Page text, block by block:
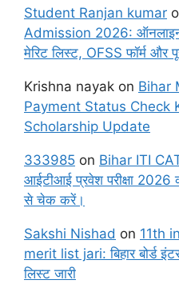
Student Ranjan kumar
Admission 2026: ऑनलाइन
मेरिट लिस्ट, OFSS फॉर्म और
Krishna nayak on Bihar
Payment Status Check
Scholarship Update
333985 on Bihar ITI
आईटीआई प्रवेश परीक्षा 2026
से चेक करें।
Sakshi Nishad on 11th
merit list jari: बिहार बोर्ड
लिस्ट जारी